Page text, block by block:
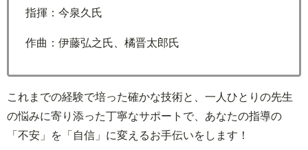
指揮：今泉久氏
作曲：伊藤弘之氏、橘晋太郎氏
これまでの経験で培った確かな技術と、一人ひとりの先生
の悩みに寄り添った丁寧なサポートで、あなたの指導の
「不安」を「自信」に変えるお手伝いをします！